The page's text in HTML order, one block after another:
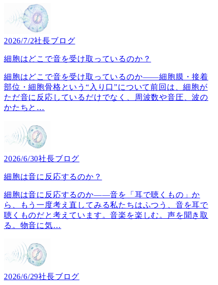
2026/7/2社長ブログ
細胞はどこで音を受け取っているのか？
細胞はどこで音を受け取っているのか――細胞膜・接着
部位・細胞骨格という“入り口”について前回は、細胞が
ただ音に反応しているだけでなく、周波数や音圧、波の
かたちと …
2026/6/30社長ブログ
細胞は音に反応するのか？
細胞は音に反応するのか――音を「耳で聴くもの」か
ら、もう一度考え直してみる私たちはふつう、音を耳で
聴くものだと考えています。音楽を楽しむ。声を聞き取
る。物音に気…
2026/6/29社長ブログ